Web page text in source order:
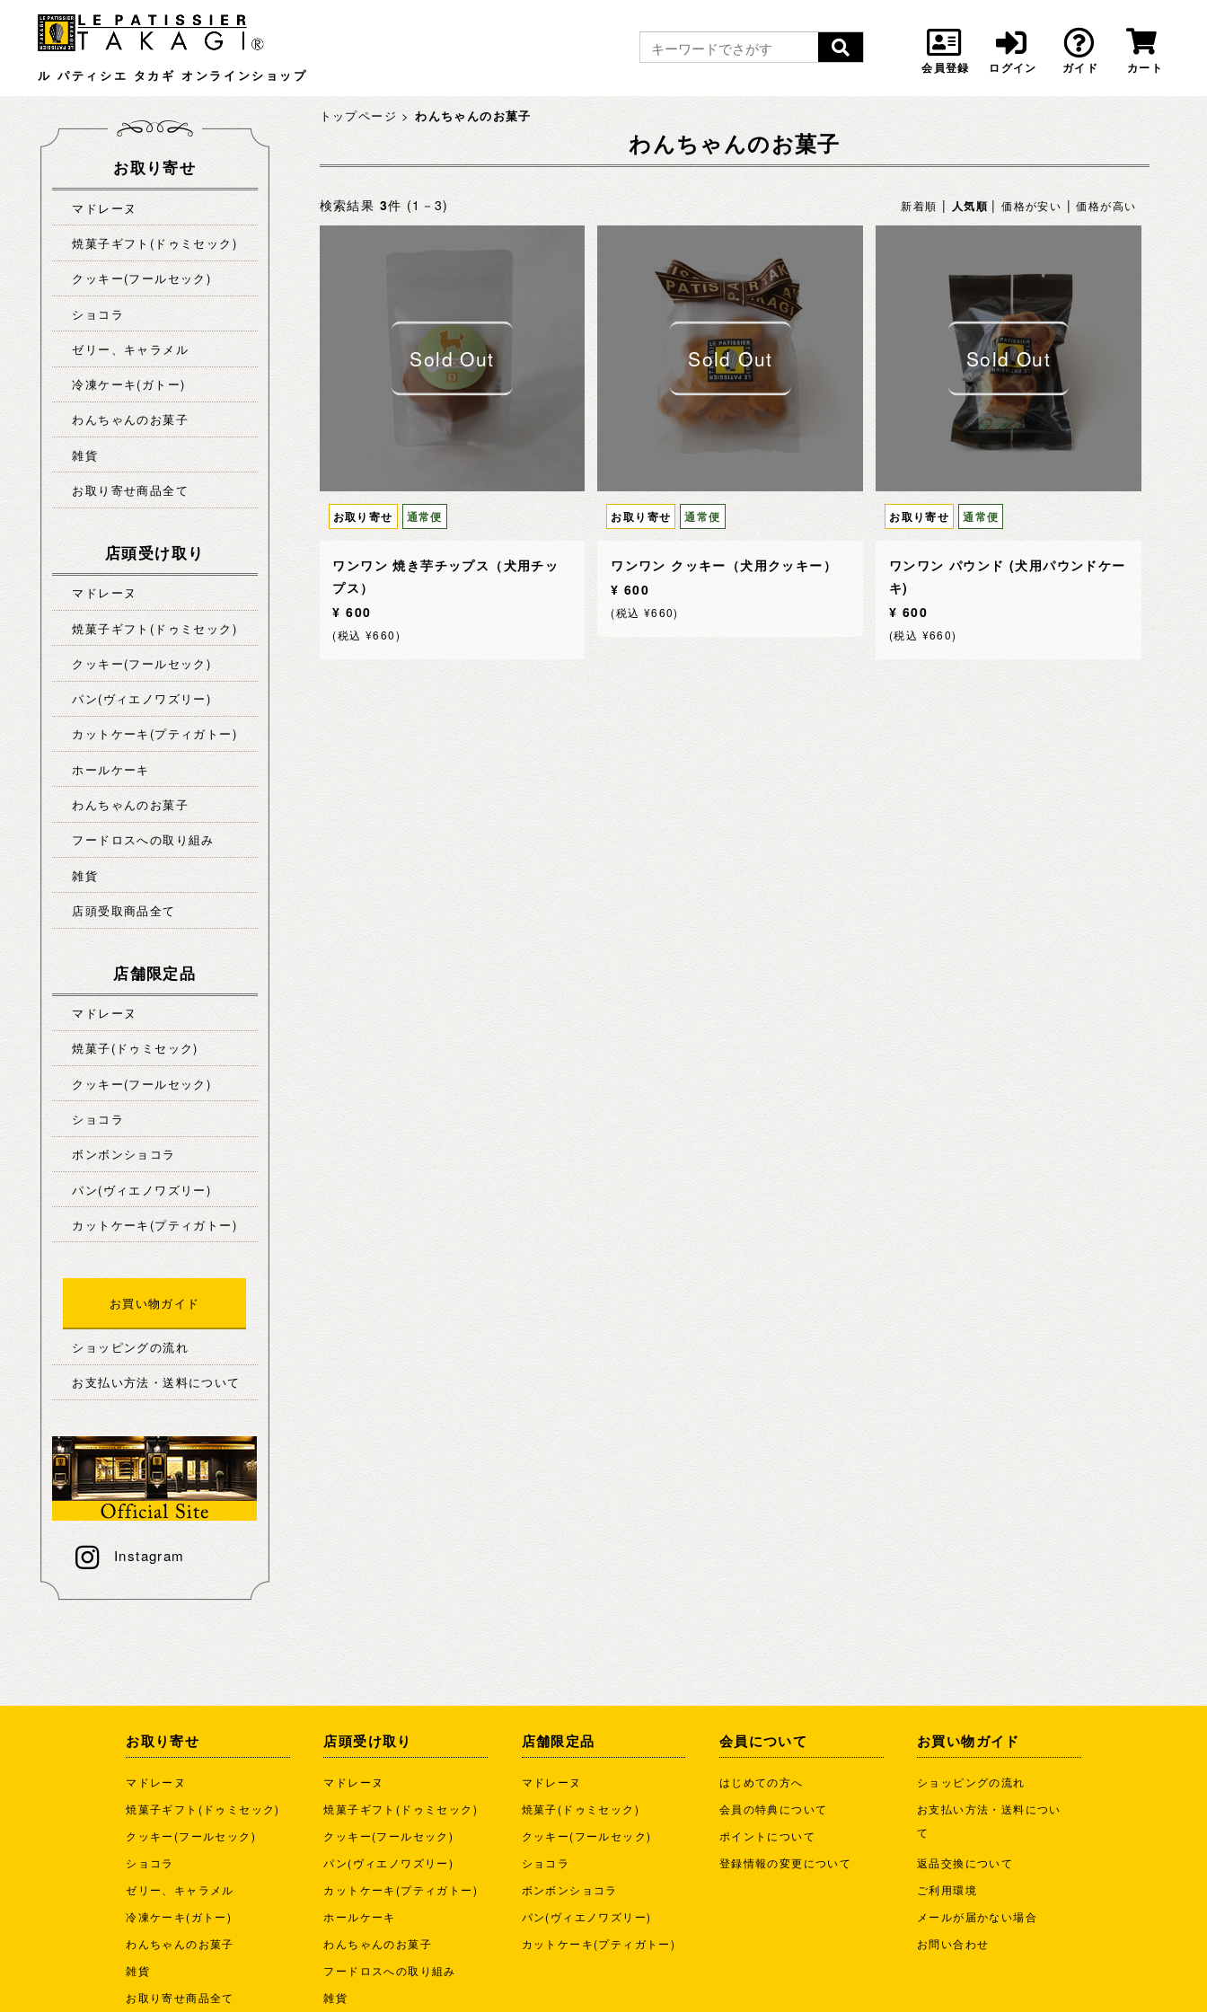
会員登録 ログイン ガイド カート
ル パティシエ タカギ オンラインショップ
お取り寄せ
マドレーヌ
焼菓子ギフト(ドゥミセック)
クッキー(フールセック)
ショコラ
ゼリー、キャラメル
冷凍ケーキ(ガトー)
わんちゃんのお菓子
雑貨
お取り寄せ商品全て
店頭受け取り
マドレーヌ
焼菓子ギフト(ドゥミセック)
クッキー(フールセック)
パン(ヴィエノワズリー)
カットケーキ(プティガトー)
ホールケーキ
わんちゃんのお菓子
フードロスへの取り組み
雑貨
店頭受取商品全て
店舗限定品
マドレーヌ
焼菓子(ドゥミセック)
クッキー(フールセック)
ショコラ
ボンボンショコラ
パン(ヴィエノワズリー)
カットケーキ(プティガトー)
お買い物ガイド
ショッピングの流れ
お支払い方法・送料について
Instagram
トップページ>わんちゃんのお菓子
わんちゃんのお菓子
検索結果 3件 (1－3) 新着順 | 人気順 |価格が安い |価格が高い
Sold Out
お取り寄せ 通常便
ワンワン 焼き芋チップス（犬用チッ
プス）
¥ 600
(税込 ¥660)
Sold Out
お取り寄せ 通常便
ワンワン クッキー（犬用クッキー）
¥ 600
(税込 ¥660)
Sold Out
お取り寄せ 通常便
ワンワン パウンド (犬用パウンドケー
キ)
¥ 600
(税込 ¥660)
お取り寄せ
マドレーヌ
焼菓子ギフト(ドゥミセック)
クッキー(フールセック)
ショコラ
ゼリー、キャラメル
冷凍ケーキ(ガトー)
わんちゃんのお菓子
雑貨
お取り寄せ商品全て
店頭受け取り
マドレーヌ
焼菓子ギフト(ドゥミセック)
クッキー(フールセック)
パン(ヴィエノワズリー)
カットケーキ(プティガトー)
ホールケーキ
わんちゃんのお菓子
フードロスへの取り組み
雑貨
店舗限定品
マドレーヌ
焼菓子(ドゥミセック)
クッキー(フールセック)
ショコラ
ボンボンショコラ
パン(ヴィエノワズリー)
カットケーキ(プティガトー)
会員について
はじめての方へ
会員の特典について
ポイントについて
登録情報の変更について
お買い物ガイド
ショッピングの流れ
お支払い方法・送料につい
て
返品交換について
ご利用環境
メールが届かない場合
お問い合わせ